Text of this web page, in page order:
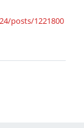
posts/1221800